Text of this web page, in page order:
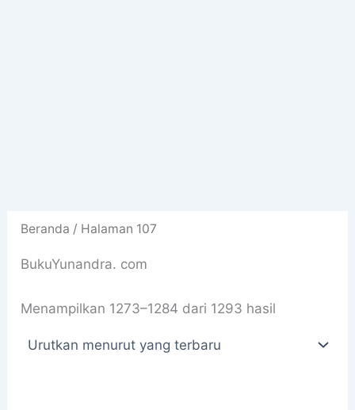
Beranda / Halaman 107
BukuYunandra. com
Menampilkan 1273–1284 dari 1293 hasil
terbaru